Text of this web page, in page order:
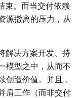
束。而当交付依赖
源撤离的压力，从
解决方案开发、持
模型之中，从而不
创造价值。并且，
肩工作（而非交付